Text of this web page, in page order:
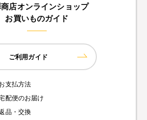
店オンラインショップ
お買いものガイド
ご利用ガイド
支払方法
配便のお届け
品・交換